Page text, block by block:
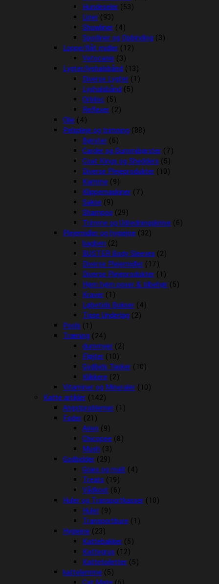
Hundeseler (53)
Liner (93)
Showliner (4)
Sporliner og Opbinding (3)
Loppe/flåt midler (12)
Vetocanis (3)
Lygter/lyshalsbånd (13)
Diverse Lygter (1)
Lyshalsbånd (5)
Orbiloc (5)
Reflexer (2)
Olie (4)
Pelspleje og trimning (88)
Børster (6)
Carder og Gummibørster (7)
Coat Kings og Shedders (5)
Diverse Plejeprodukter (10)
Kamme (9)
Klippemaskiner (7)
Sakse (9)
Shampoo (29)
Trimme og Udredningsknive (6)
Plejemidler og hygiejne (32)
bagben (2)
BUSTER Body Sleeves (2)
Diverse Plejemidler (17)
Diverse Plejeprodukter (1)
Høm høm poser & tilbehør (5)
Kraver (1)
Løbetids Bukser (4)
Tisse Underlag (2)
Pools (1)
Træning (24)
dummyer (2)
Fløjter (10)
Godbids Tasker (10)
Klikkere (2)
Vitaminer og Mineraler (10)
Katte artikler (142)
Angstproblemer (1)
Foder (21)
Arion (9)
Chicopee (8)
Mush (3)
Godbidder (29)
Græs og malt (4)
Treats (19)
Vådkost (6)
Huler og Transportkasser (10)
Huler (9)
Transportbure (1)
Hygiejne (23)
Kattebakker (5)
Kattegrus (12)
Kattetoiletter (5)
kattelemme (5)